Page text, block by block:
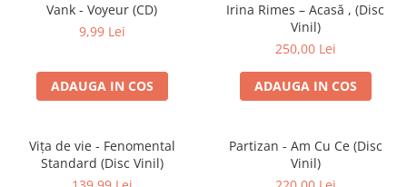
Vank - Voyeur (CD)
9,99 Lei
ADAUGA IN COS
Irina Rimes – Acasă , (Disc
Vinil)
250,00 Lei
ADAUGA IN COS
Vița de vie - Fenomental
Standard (Disc Vinil)
Partizan - Am Cu Ce (Disc
Vinil)